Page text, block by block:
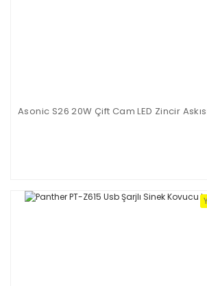
Asonic S26 20W Çift Cam LED Zincir